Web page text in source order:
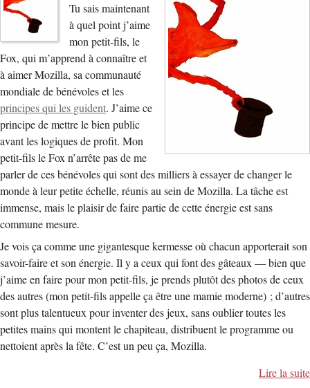
Tu sais maintenant
à quel point j’aime
mon petit-fils, le
Fox, qui m’apprend à connaître et
à aimer Mozilla, sa communauté
mondiale de bénévoles et les
principes qui les guident. J’aime ce
principe de mettre le bien public
avant les logiques de profit. Mon
petit-fils le Fox n’arrête pas de me
parler de ces bénévoles qui sont des milliers à essayer de changer le
monde à leur petite échelle, réunis au sein de Mozilla. La tâche est
immense, mais le plaisir de faire partie de cette énergie est sans
commune mesure.
Je vois ça comme une gigantesque kermesse où chacun apporterait son
savoir-faire et son énergie. Il y a ceux qui font des gâteaux — bien que
j’aime en faire pour mon petit-fils, je prends plutôt des photos de ceux
des autres (mon petit-fils appelle ça être une mamie moderne) ; d’autres
sont plus talentueux pour inventer des jeux, sans oublier toutes les
petites mains qui montent le chapiteau, distribuent le programme ou
nettoient après la fête. C’est un peu ça, Mozilla.
Lire la suite